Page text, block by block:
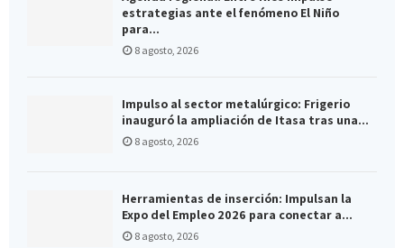
estrategias ante el fenómeno El Niño
para...
8 agosto, 2026
Impulso al sector metalúrgico: Frigerio
inauguró la ampliación de Itasa tras una...
8 agosto, 2026
Herramientas de inserción: Impulsan la
Expo del Empleo 2026 para conectar a...
8 agosto, 2026